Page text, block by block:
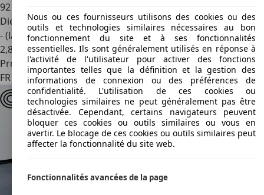
92 000 km
Diesel
- (l/100 km)
2,8
Professionnel
FR 29850Gouesnou
Nous ou ces fournisseurs utilisons des cookies ou des
outils et technologies similaires nécessaires au bon
fonctionnement du site et à ses fonctionnalités
essentielles. Ils sont généralement utilisés en réponse à
l'activité de l'utilisateur pour activer des fonctions
importantes telles que la définition et la gestion des
informations de connexion ou des préférences de
confidentialité. L'utilisation de ces cookies ou
technologies similaires ne peut généralement pas être
désactivée. Cependant, certains navigateurs peuvent
bloquer ces cookies ou outils similaires ou vous en
avertir. Le blocage de ces cookies ou outils similaires peut
affecter la fonctionnalité du site web.
Fonctionnalités avancées de la page